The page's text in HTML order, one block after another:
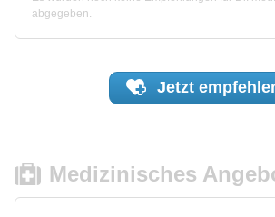
abgegeben.
Jetzt
Medizinisches